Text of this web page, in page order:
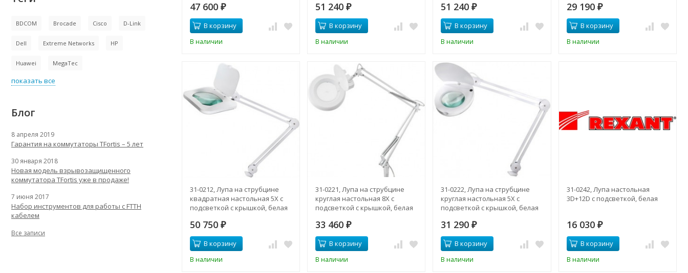
47 600 ₽
В корзину
В наличии
51 240 ₽
В корзину
В наличии
51 240₽
В корзину
В наличии
29 190 ₽
В корзину
В наличии
31-0212, Лупа на струбцине
квадратная настольная 5Х с
подсветкой с крышкой, белая
50 750 ₽
В корзину
В наличии
31-0221, Лупа на струбцине
круглая настольная 8Х с
подсветкой с крышкой, белая
33 460 ₽
В корзину
В наличии
31-0222, Лупа на струбцине
круглая настольная 5Х с
подсветкой с крышкой, белая
31 290₽
В корзину
В наличии
31-0242, Лупа настольная
3D+12D с подсветкой, белая
16 030 ₽
В корзину
В наличии
BDCOM Brocade Cisco D-Link
Dell Extreme Networks HP
Huawei MegaTec
показать все
Блог
8 апреля 2019
Гарантия на коммутаторы TFortis – 5 лет
30 января 2018
Новая модель взрывозащищенного
коммутатора TFortis уже в продаже!
7 июня 2017
Набор инструментов для работы с FTTH
кабелем
Все записи